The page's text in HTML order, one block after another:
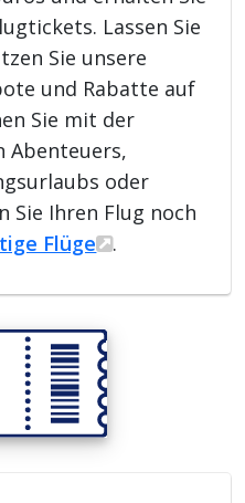
Lassen Sie
Sie unsere
und Rabatte auf
Sie mit der
Abenteuers,
oder
Sie Ihren Flug noch
Flüge .